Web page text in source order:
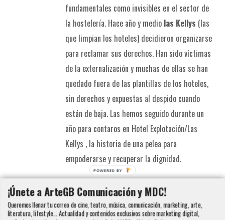
fundamentales como invisibles en el sector de
la hostelería. Hace año y medio las Kellys (las
que limpian los hoteles) decidieron organizarse
para reclamar sus derechos. Han sido víctimas
de la externalización y muchas de ellas se han
quedado fuera de las plantillas de los hoteles,
sin derechos y expuestas al despido cuando
están de baja. Las hemos seguido durante un
año para contaros en Hotel Explotación/Las
Kellys , la historia de una pelea para
empoderarse y recuperar la dignidad.
¡Únete a ArteGB Comunicación y MDC!
Queremos llenar tu correo de cine, teatro, música, comunicación, marketing, arte,
literatura, lifestyle... Actualidad y contenidos exclusivos sobre marketing digital,
POWERED BY